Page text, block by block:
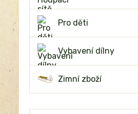
Pro děti
Vybavení dílny
Zimní zboží